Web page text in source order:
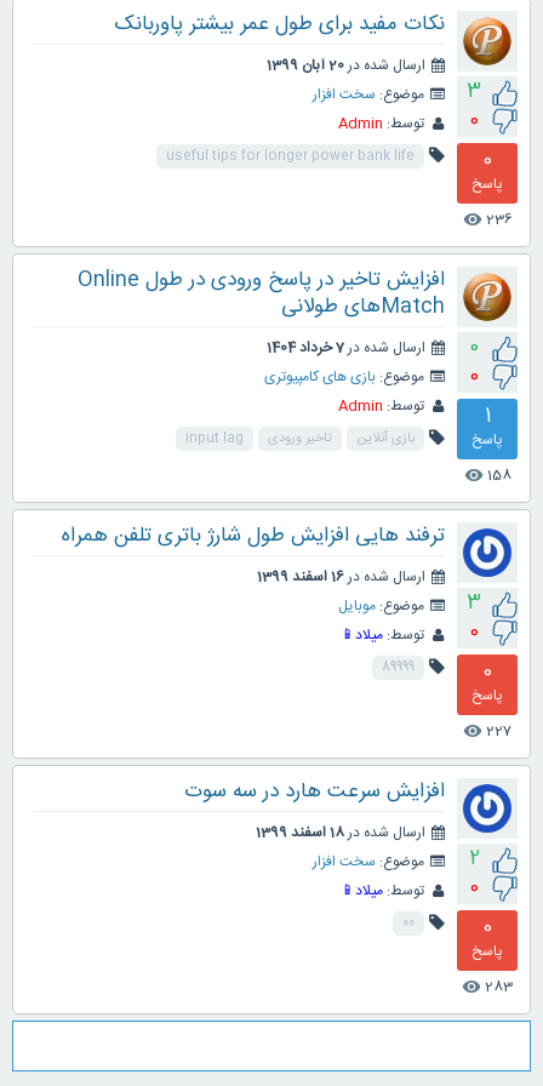
3
0
0
پاسخ
236
visibility
نکات مفید برای طول عمر بیشتر پاوربانک
ارسال شده در20 آبان 1399
موضوع: سخت افزار
توسط: Admin
useful tips for longer power bank life
0
0
1
پاسخ
158
visibility
افزایش تاخیر در پاسخ ورودی در طول Online
Matchهای طولانی
ارسال شده در7 خرداد 1404
موضوع: بازی های کامپیوتری
توسط: Admin
بازی آنلاین تاخیر ورودی input lag
3
0
0
پاسخ
227
visibility
ترفند هایی افزایش طول شارژ باتری تلفن همراه
ارسال شده در16 اسفند 1399
موضوع: موبایل
توسط: میلاد📱
89999
2
0
0
پاسخ
283
visibility
افزایش سرعت هارد در سه سوت
ارسال شده در18 اسفند 1399
موضوع: سخت افزار
توسط: میلاد📱
00